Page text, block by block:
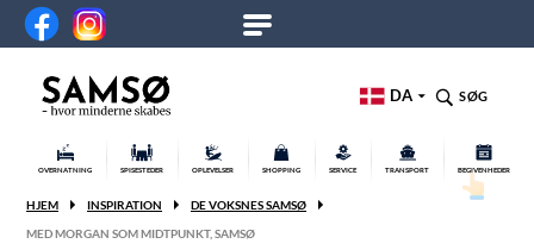
DA SØG
OVERNATNING SPISESTEDER OPLEVELSER SHOPPING SERVICE TRANSPORT BEGIVENHEDER
HJEM INSPIRATION
DE VOKSNES SAMSØ
MED MORGAN SOM MIDTPUNKT, SAMSØ